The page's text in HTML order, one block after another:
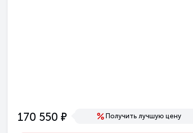
170 550 е Получить лучшую цену